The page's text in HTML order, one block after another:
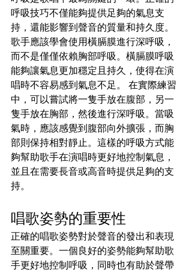
呼吸技巧不僅能夠提供足夠的氣息支
持，還能影響到聲音的質量和持久度。
歌手應該學會使用橫膈膜進行深呼吸，
而不是僅僅依賴胸部呼吸。橫膈膜呼吸
能夠讓氣息更加穩定且持久，使得在演
唱時不容易感到氣息不足。 在實際練習
中，可以嘗試將一隻手放在腹部，另一
隻手放在胸部，然後進行深呼吸。當吸
氣時，應該感覺到腹部向外擴張，而胸
部則保持相對靜止。這樣的呼吸方式能
夠幫助歌手在演唱時更好地控制氣息，
並且在需要長音或高音時提供足夠的支
持。
唱歌姿勢的重要性
正確的唱歌姿勢對於聲音的發出和表現
至關重要。一個良好的姿勢能夠幫助歌
手更好地控制呼吸，同時也有助於聲帶